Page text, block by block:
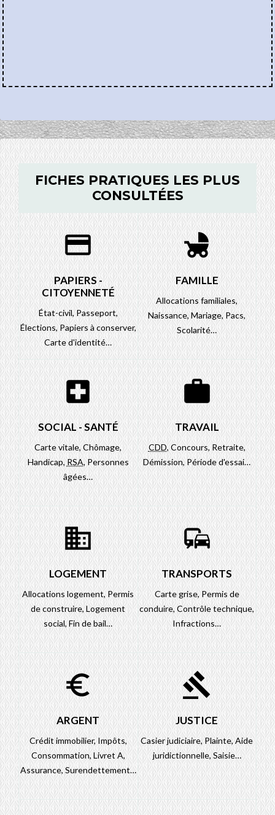
FICHES PRATIQUES LES PLUS
CONSULTÉES
credit_card
PAPIERS -
CITOYENNETÉ
État-civil, Passeport,
Élections, Papiers à conserver,
Carte d'identité…
child_friendly
FAMILLE
Allocations familiales,
Naissance,Mariage,Pacs,
Scolarité…
local_hospital
SOCIAL - SANTÉ
Carte vitale,Chômage,
Handicap,RSA,Personnes
âgées…
work
TRAVAIL
CDD,Concours, Retraite,
Démission,Période d'essai…
domain
LOGEMENT
Allocations logement, Permis
de construire,Logement
social,Fin de bail…
commute
TRANSPORTS
Carte grise,Permis de
conduire,Contrôle technique,
Infractions…
euro_symbol
ARGENT
Crédit immobilier,Impôts,
Consommation, Livret A,
Assurance, Surendettement…
gavel
JUSTICE
Casier judiciaire,Plainte,Aide
juridictionnelle,Saisie…